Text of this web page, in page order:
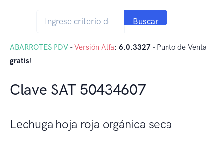
Buscar
ABARROTES PDV -Versión Alfa: 6.0.3327 - Punto de Venta
gratis!
Clave SAT 50434607
Lechuga hoja roja orgánica seca